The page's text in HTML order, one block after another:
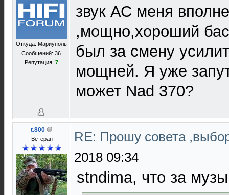
Откуда: Мариуполь
Сообщений: 36
Репутация: 7
звук АС меня
,мощно,хороший бас
был за смену
мощней. Я уже
может Nad 370?
t.800
Ветеран
RE: Прошу совета
2018 09:34
stndima, что за